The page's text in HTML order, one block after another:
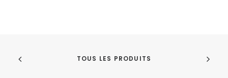
TOUS LES PRODUITS